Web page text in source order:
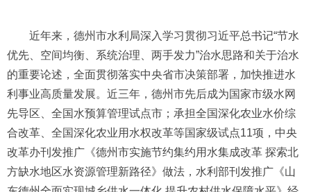
近年来，德州市水利局深入学习贯彻习近平总书记“节水
优先、空间均衡、系统治理、两手发力”治水思路和关于治水
的重要论述，全面贯彻落实中央省市决策部署，加快推进水
利事业高质量发展。近三年，德州市先后成为国家市级水网
先导区、全国水预算管理试点市；承担全国深化农业水价综
合改革、全国深化农业用水权改革等国家级试点11项，中央
改革办刊发推广《德州市实施节约集约用水集成改革 探索北
方缺水地区水资源管理新路径》做法，水利部刊发推广《山